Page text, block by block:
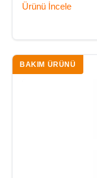
Ürünü İncele
BAKIM ÜRÜNÜ